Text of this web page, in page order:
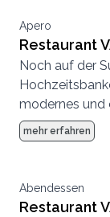
Aussenbereich.
Apero
Restaurant
Noch auf der
modernes und
Witterung
einladenden
Aussenbereich.
mehr erfahren
Abendessen
Restaurant